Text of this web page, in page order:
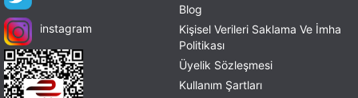
instagram
Blog
Kişisel Verileri Saklama Ve İmha
Politikası
Üyelik Sözleşmesi
Kullanım Şartları